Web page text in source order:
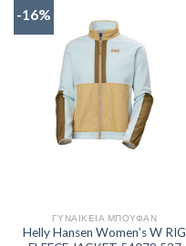
-16%
ΓΥΝΑΙΚΕΊΑ ΜΠΟΥΦΆΝ
Helly Hansen Women’s W RIG